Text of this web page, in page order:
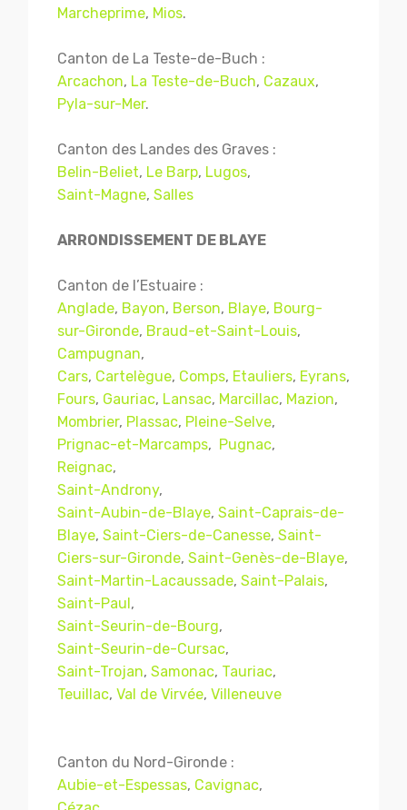
Marcheprime, Mios.
Canton de La Teste-de-Buch :
Arcachon, La Teste-de-Buch, Cazaux,
Pyla-sur-Mer.
Canton des Landes des Graves :
Belin-Beliet, Le Barp, Lugos,
Saint-Magne, Salles
ARRONDISSEMENT DE BLAYE
Canton de l’Estuaire :
Anglade, Bayon, Berson, Blaye, Bourg-
sur-Gironde, Braud-et-Saint-Louis,
Campugnan,
Cars, Cartelègue, Comps, Etauliers, Eyrans,
Fours, Gauriac, Lansac, Marcillac, Mazion,
Mombrier, Plassac, Pleine-Selve,
Prignac-et-Marcamps, Pugnac,
Reignac,
Saint-Androny,
Saint-Aubin-de-Blaye, Saint-Caprais-de-
Blaye, Saint-Ciers-de-Canesse, Saint-
Ciers-sur-Gironde, Saint-Genès-de-Blaye,
Saint-Martin-Lacaussade, Saint-Palais,
Saint-Paul,
Saint-Seurin-de-Bourg,
Saint-Seurin-de-Cursac,
Saint-Trojan, Samonac, Tauriac,
Teuillac, Val de Virvée, Villeneuve
Canton du Nord-Gironde :
Aubie-et-Espessas, Cavignac,
Mentions légales
référencé par© MACWIN